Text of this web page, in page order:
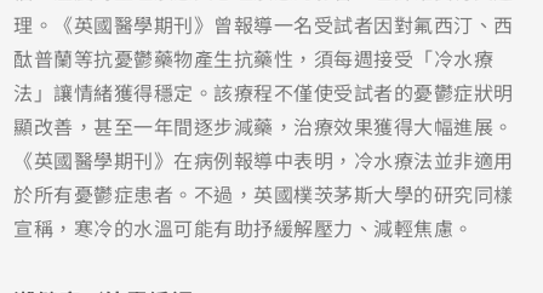
理。《英國醫學期刊》曾報導一名受試者因對氟西汀、西
酞普蘭等抗憂鬱藥物產生抗藥性，須每週接受「冷水療
法」讓情緒獲得穩定。該療程不僅使受試者的憂鬱症狀明
顯改善，甚至一年間逐步減藥，治療效果獲得大幅進展。
《英國醫學期刊》在病例報導中表明，冷水療法並非適用
於所有憂鬱症患者。不過，英國樸茨茅斯大學的研究同樣
宣稱，寒冷的水溫可能有助抒緩解壓力、減輕焦慮。